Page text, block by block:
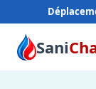
Sani